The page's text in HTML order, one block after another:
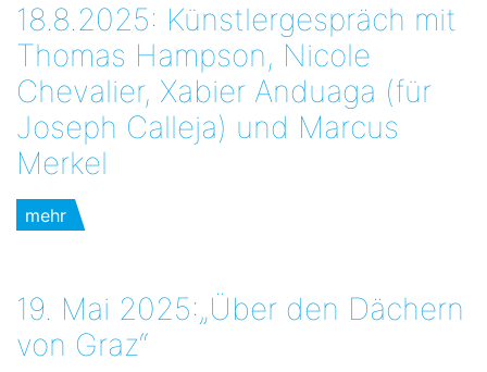
18.8.2025: Künstlergespräch mit
Thomas Hampson, Nicole
Chevalier, Xabier Anduaga (für
Joseph Calleja) und Marcus
Merkel
mehr
19. Mai 2025:„Über den Dächern
von Graz“